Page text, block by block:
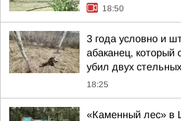
18:50
3 года условно и
абаканец, который
убил двух
18:25
«Каменный лес» в